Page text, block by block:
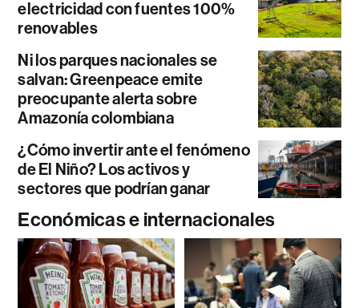
electricidad con fuentes 100%
renovables
Ni los parques nacionales se
salvan: Greenpeace emite
preocupante alerta sobre
Amazonía colombiana
¿Cómo invertir ante el fenómeno
de El Niño? Los activos y
sectores que podrían ganar
Económicas e internacionales